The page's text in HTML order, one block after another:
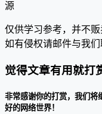
源
仅供学习参考，并不
如有侵权请邮件与我
觉得文章有用就打
非常感谢你的打赏，我们将
好的网络世界！